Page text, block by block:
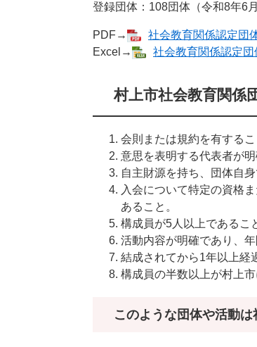
登録団体：108団体（令和8年6
PDF→
社会教育関係認定団
Excel→
社会教育関係認定
村上市社会教育関係
会則または規約を有するこ
意思を表明する代表者が
自主財源を持ち、団体自
入会について特定の資格
あること。
構成員が5人以上であるこ
活動内容が明確であり、
結成されてから1年以上経
構成員の半数以上が村上
このような団体や活動